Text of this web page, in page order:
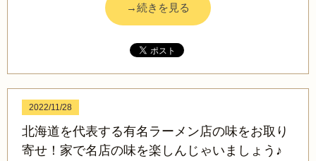
→続きを見る
2022/11/28
北海道を代表する有名ラーメン店の味をお取り
寄せ！家で名店の味を楽しんじゃいましょう♪